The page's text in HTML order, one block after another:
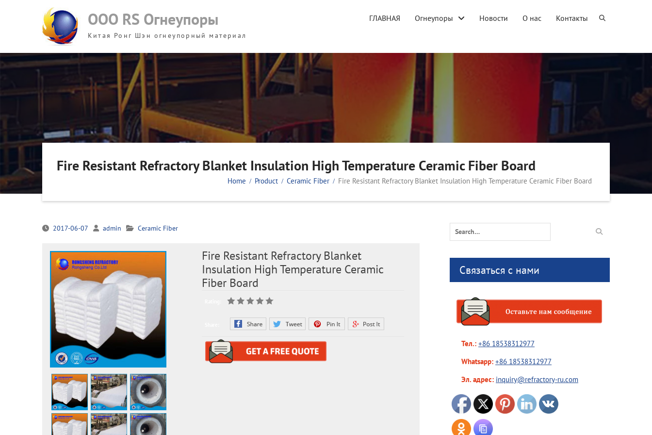
ООО RS Огнеупоры
Китая Ронг Шэн огнеупорный материал
ГЛАВНАЯ Огнеупоры Новости О нас Контакты
Fire Resistant Refractory Blanket Insulation High Temperature Ceramic Fiber Board
Home Product Ceramic Fiber Fire Resistant Refractory Blanket Insulation High Temperature Ceramic Fiber Board
2017-06-07 admin Ceramic Fiber
Fire Resistant Refractory Blanket
Insulation High Temperature Ceramic
Fiber Board
Search
for:
Связаться с нами
Тел.: +86 18538312977
Whatsapp: +86 18538312977
Эл. адрес: inquiry@refractory-ru.com